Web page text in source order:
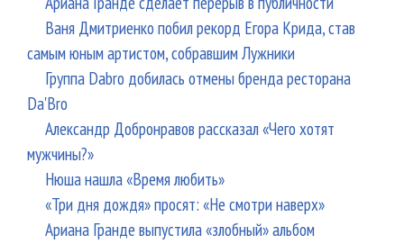
Ваня Дмитриенко побил рекорд Егора Крида, став
самым юным артистом, собравшим Лужники
Группа Dabro добилась отмены бренда ресторана
Da'Bro
Александр Добронравов рассказал «Чего хотят
мужчины?»
Нюша нашла «Время любить»
«Три дня дождя» просят: «Не смотри наверх»
Ариана Гранде выпустила «злобный» альбом